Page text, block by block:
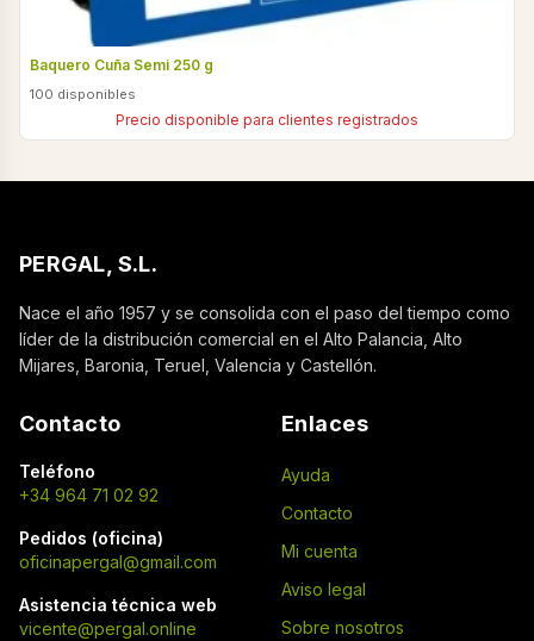
Baquero Cuña Semi 250 g
100 disponibles
Precio disponible para clientes registrados
PERGAL, S.L.
Nace el año 1957 y se consolida con el paso del tiempo como
líder de la distribución comercial en el Alto Palancia, Alto
Mijares, Baronia, Teruel, Valencia y Castellón.
Contacto
Teléfono
+34 964 71 02 92
Pedidos (oficina)
oficinapergal@gmail.com
Asistencia técnica web
vicente@pergal.online
Enlaces
Ayuda
Contacto
Mi cuenta
Aviso legal
Sobre nosotros